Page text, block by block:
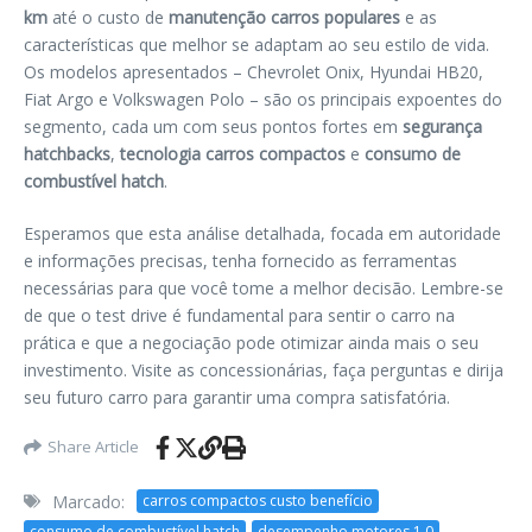
km até o custo de manutenção carros populares e as
características que melhor se adaptam ao seu estilo de vida.
Os modelos apresentados – Chevrolet Onix, Hyundai HB20,
Fiat Argo e Volkswagen Polo – são os principais expoentes do
segmento, cada um com seus pontos fortes em segurança
hatchbacks,tecnologia carros compactos e consumo de
combustível hatch.
Esperamos que esta análise detalhada, focada em autoridade
e informações precisas, tenha fornecido as ferramentas
necessárias para que você tome a melhor decisão. Lembre-se
de que o test drive é fundamental para sentir o carro na
prática e que a negociação pode otimizar ainda mais o seu
investimento. Visite as concessionárias, faça perguntas e dirija
seu futuro carro para garantir uma compra satisfatória.
Share Article
Marcado:
carros compactos custo benefício